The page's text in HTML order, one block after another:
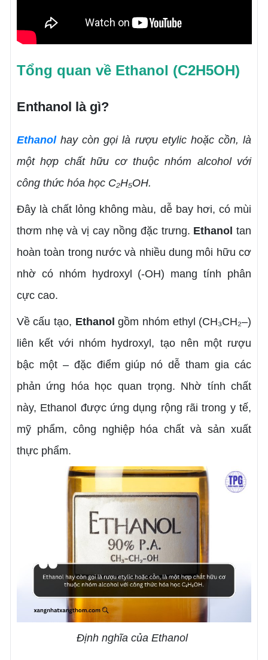
Tổng quan về Ethanol (C2H5OH)
Enthanol là gì?
Ethanol hay còn gọi là rượu etylic hoặc cồn, là
một hợp chất hữu cơ thuộc nhóm alcohol với
công thức hóa học C₂H₅OH.
Đây là chất lỏng không màu, dễ bay hơi, có mùi
thơm nhẹ và vị cay nồng đặc trưng. Ethanol tan
hoàn toàn trong nước và nhiều dung môi hữu cơ
nhờ có nhóm hydroxyl (-OH) mang tính phân
cực cao.
Về cấu tạo, Ethanol gồm nhóm ethyl (CH₃CH₂–)
liên kết với nhóm hydroxyl, tạo nên một rượu
bậc một – đặc điểm giúp nó dễ tham gia các
phản ứng hóa học quan trọng. Nhờ tính chất
này, Ethanol được ứng dụng rộng rãi trong y tế,
mỹ phẩm, công nghiệp hóa chất và sản xuất
thực phẩm.
Định nghĩa của Ethanol